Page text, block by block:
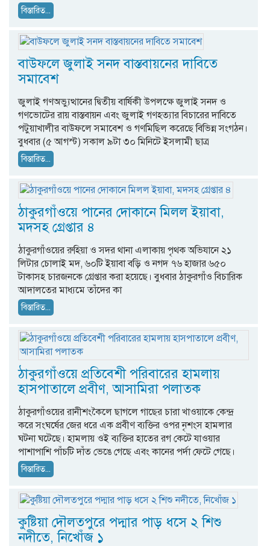
বিস্তারিত...
বাউফলে জুলাই সনদ বাস্তবায়নের দাবিতে
সমাবেশ
জুলাই গণঅভ্যুত্থানের দ্বিতীয় বার্ষিকী উপলক্ষে জুলাই সনদ ও
গণভোটের রায় বাস্তবায়ন এবং জুলাই গণহত্যার বিচারের দাবিতে
পটুয়াখালীর বাউফলে সমাবেশ ও গণমিছিল করেছে বিভিন্ন সংগঠন।
বুধবার (৫ আগস্ট) সকাল ৯টা ৩০ মিনিটে ইসলামী ছাত্র
বিস্তারিত...
ঠাকুরগাঁওয়ে পানের দোকানে মিলল ইয়াবা,
মদসহ গ্রেপ্তার ৪
ঠাকুরগাঁওয়ের রুহিয়া ও সদর থানা এলাকায় পৃথক অভিযানে ২১
লিটার চোলাই মদ, ৬০টি ইয়াবা বড়ি ও নগদ ৭৬ হাজার ৬৫০
টাকাসহ চারজনকে গ্রেপ্তার করা হয়েছে। বুধবার ঠাকুরগাঁও বিচারিক
আদালতের মাধ্যমে তাঁদের কা
বিস্তারিত...
ঠাকুরগাঁওয়ে প্রতিবেশী পরিবারের হামলায়
হাসপাতালে প্রবীণ, আসামিরা পলাতক
ঠাকুরগাঁওয়ের রানীশংকৈলে ছাগলে গাছের চারা খাওয়াকে কেন্দ্র
করে সংঘর্ষের জের ধরে এক প্রবীণ ব্যক্তির ওপর নৃশংস হামলার
ঘটনা ঘটেছে। হামলায় ওই ব্যক্তির হাতের রগ কেটে যাওয়ার
পাশাপাশি পাঁচটি দাঁত ভেঙে গেছে এবং কানের পর্দা ফেটে গেছে।
বিস্তারিত...
কুষ্টিয়া দৌলতপুরে পদ্মার পাড় ধসে ২ শিশু
নদীতে, নিখোঁজ ১